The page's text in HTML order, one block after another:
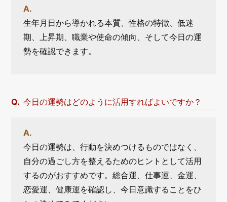
生年月日から導かれる本質、性格の特徴、低迷
期、上昇期、職業や使命の傾向、そして今日の運
勢を確認できます。
今日の運勢はどのように活用すればよいですか？
今日の運勢は、行動を決めつけるものではなく、
自分の過ごし方を整えるためのヒントとして活用
するのがおすすめです。総合運、仕事運、金運、
恋愛運、健康運を確認し、今日意識することをひ